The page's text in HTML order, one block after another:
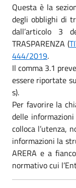
Questa è la
degli obblighi di
dall’articolo 3
TRASPARENZA (
444/2019.
Il comma 3.1
essere riportate
s).
Per favorire la
delle
colloca l’utenza,
informazioni la
ARERA e a
normativo cui